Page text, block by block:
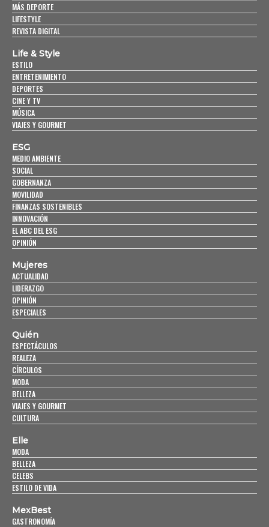
MÁS DEPORTE
LIFESTYLE
REVISTA DIGITAL
Life & Style
ESTILO
ENTRETENIMIENTO
DEPORTES
CINE Y TV
MÚSICA
VIAJES Y GOURMET
ESG
MEDIO AMBIENTE
SOCIAL
GOBERNANZA
MOVILIDAD
FINANZAS SOSTENIBLES
INNOVACIÓN
EL ABC DEL ESG
OPINIÓN
Mujeres
ACTUALIDAD
LIDERAZGO
OPINIÓN
ESPECIALES
Quién
ESPECTÁCULOS
REALEZA
CÍRCULOS
MODA
BELLEZA
VIAJES Y GOURMET
CULTURA
Elle
MODA
BELLEZA
CELEBS
ESTILO DE VIDA
MexBest
GASTRONOMÍA